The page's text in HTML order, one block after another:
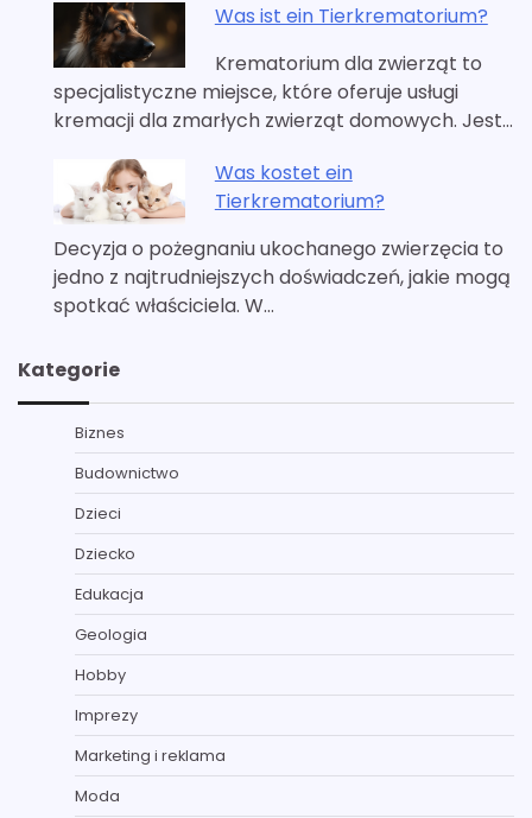
Was ist ein Tierkrematorium?
Krematorium dla zwierząt to
specjalistyczne miejsce, które oferuje usługi
kremacji dla zmarłych zwierząt domowych. Jest…
Was kostet ein
Tierkrematorium?
Decyzja o pożegnaniu ukochanego zwierzęcia to
jedno z najtrudniejszych doświadczeń, jakie mogą
spotkać właściciela. W…
Kategorie
Biznes
Budownictwo
Dzieci
Dziecko
Edukacja
Geologia
Hobby
Imprezy
Marketing i reklama
Moda